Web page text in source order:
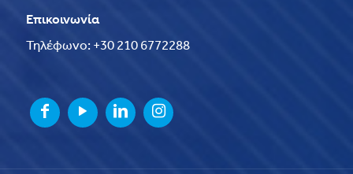
Επικοινωνία
Τηλέφωνο: +30 210 6772288